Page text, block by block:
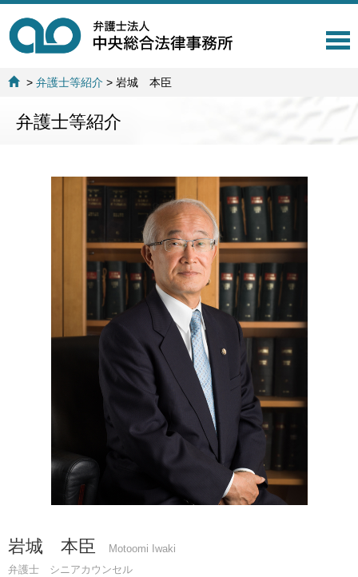
T
>弁護士等紹介 >岩城 本臣
弁護士等紹介
岩城 本臣
Motoomi Iwaki
弁護士 シニアカウンセル